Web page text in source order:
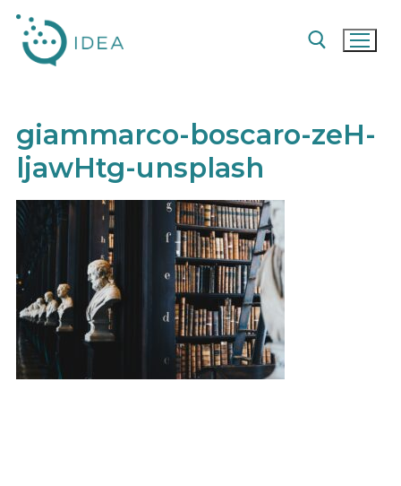
Pular
para
giammarco-boscaro-zeH-
ljawHtg-unsplash